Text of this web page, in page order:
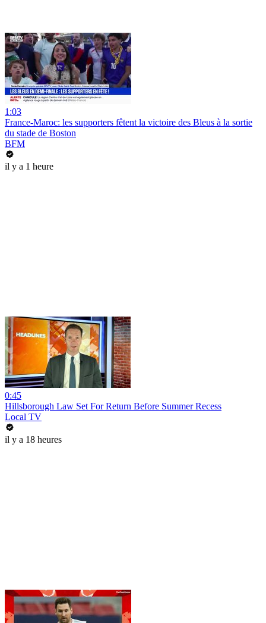
1:03
France-Maroc: les supporters fêtent la victoire des Bleus à la sortie
du stade de Boston
BFM
il y a 1 heure
0:45
Hillsborough Law Set For Return Before Summer Recess
Local TV
il y a 18 heures